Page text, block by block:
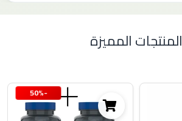
المنتجات المميزة
-50%